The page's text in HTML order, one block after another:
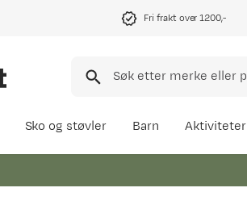
Fri frakt over 1200,-
Sko og støvler Barn Aktiviteter